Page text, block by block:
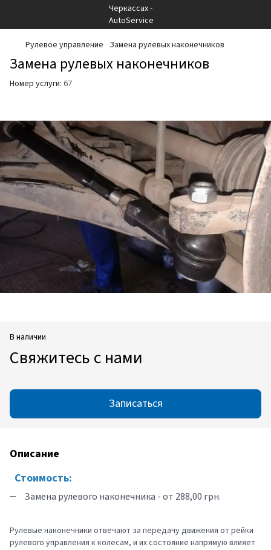
Рулевое управление Замена рулевых наконечников
Замена рулевых наконечников
Номер услуги: 67
В наличии
Свяжитесь с нами
Записаться
Описание
Стоимость:
Замена рулевого наконечника - от 288,00 грн.
Рулевые наконечники отвечают за передачу движения от рейки
рулевого управления к колесам, и их состояние напрямую влияет